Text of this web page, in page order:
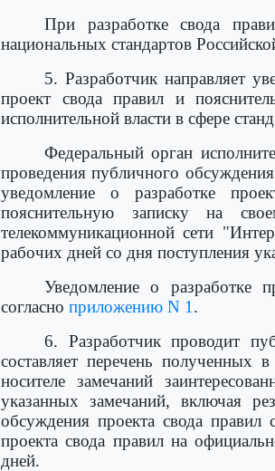
При разработке свода
национальных стандартов
5. Разработчик направляет
проект свода правил и
исполнительной власти в сфере
Федеральный орган
проведения публичного
уведомление о разработке
пояснительную записку на
телекоммуникационной сети
рабочих дней со дня поступления
Уведомление о разработке
согласно приложению N 1 .
6. Разработчик проводит
составляет перечень
носителе замечаний
указанных замечаний, включая
обсуждения проекта свода
проекта свода правил на
дней.